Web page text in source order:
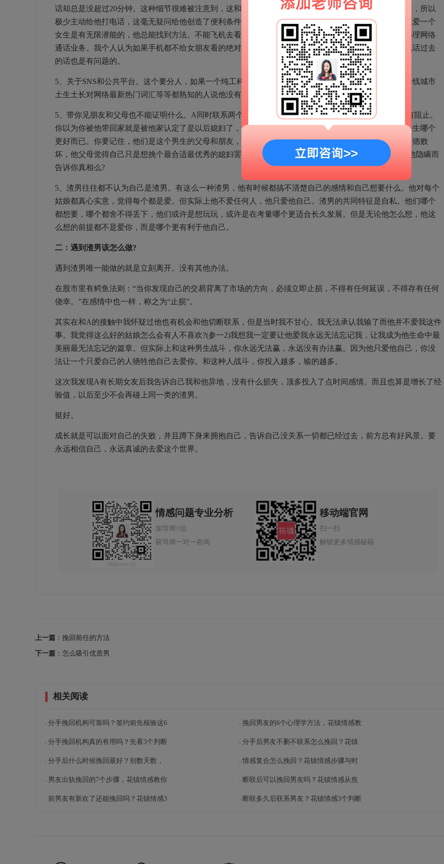
话却总是没超过20分钟。这种细节很难被注意到，这和我个人有关系。我总是认为恋爱中主动是男生的事，所以
极少主动给他打电话，这毫无疑问给他创造了便利条件。所以，要注意观察你们相处中的细节。男生真正爱一个
女生是有无限潜能的，他总能找到方法。不能飞机去看你可以办理手机业务，不能办理手机业务还可以办理网络
通话业务。我个人认为如果手机都不给女朋友看的绝对是有问题的，异地的话做不到你可以随时给他打电话过去
的话也是有问题的。
5、关于SNS和公共平台。这个要分人，如果一个纯工科男说他没有WB之类的是有可能的。但是一个在一线城市
土生土长对网络最新热门词汇等等都熟知的人说他没有WB等，那么你就要小心了。
5、带你见朋友和父母也不能证明什么。A同时联系两个女生的事情他父母肯定是知道的，但他父母也没有阻止。
你以为你被他带回家就是被他家认定了是以后媳妇了，其实说不定他们只是在比较你和另外被带回家的女生哪个
更好而已。你要记住，他们是这个男生的父母和朋友，他们肯定站在男生的立场来考虑。你认为他这是道德败
坏，他父母觉得自己只是想挑个最合适最优秀的媳妇罢了。而他朋友认识他多少年，认识你久?可能不帮他隐瞒而
告诉你真相么?
5、渣男往往都不认为自己是渣男。有这么一种渣男，他有时候都搞不清楚自己的感情和自己想要什么。他对每个
姑娘都真心实意，觉得每个都是爱。但实际上他不爱任何人，他只爱他自己。渣男的共同特征是自私。他们哪个
都想要，哪个都舍不得丢下，他们或许是想玩玩，或许是在考量哪个更适合长久发展。但是无论他怎么想，他这
么想的前提都不是爱你，而是哪个更有利于他自己。
二：遇到渣男该怎么做?
遇到渣男唯一能做的就是立刻离开。没有其他办法。
在股市里有鳄鱼法则：“当你发现自己的交易背离了市场的方向，必须立即止损，不得有任何延误，不得存有任何
侥幸。”在感情中也一样，称之为“止损”。
其实在和A的接触中我怀疑过他也有机会和他切断联系，但是当时我不甘心。我无法承认我输了而他并不爱我这件
事。我觉得这么好的姑娘怎么会有人不喜欢?(参一2)我想我一定要让他爱我永远无法忘记我，让我成为他生命中最
美丽最无法忘记的篇章。但实际上和这种男生战斗，你永远无法赢，永远没有办法赢。因为他只爱他自己，你没
法让一个只爱自己的人牺牲他自己去爱你。和这种人战斗，你投入越多，输的越多。
这次我发现A有长期女友后我告诉自己我和他异地，没有什么损失，顶多投入了点时间感情。而且也算是增长了经
验值，以后至少不会再碰上同一类的渣男。
挺好。
成长就是可以面对自己的失败，并且蹲下身来拥抱自己，告诉自己没关系一切都已经过去，前方总有好风景。要
永远相信自己，永远真诚的去爱这个世界。
情感问题专业分析
加导师\/信
获导师一对一咨询
移动端官网
扫一扫
解锁更多情感秘籍
上一篇 ：挽回前任的方法
下一篇 ：怎么吸引优质男
相关阅读
分手挽回机构可靠吗？签约前先核验这6
分手挽回机构真的有用吗？先看3个判断
分手后什么时候挽回最好？别数天数，
男友出轨挽回的7个步骤，花镇情感教你
前男友有新欢了还能挽回吗？花镇情感3
挽回男友的6个心理学方法，花镇情感教
分手后男友不删不联系怎么挽回？花镇
情感复合怎么挽回？花镇情感步骤与时
断联后可以挽回男友吗？花镇情感从焦
断联多久后联系男友？花镇情感3个判断